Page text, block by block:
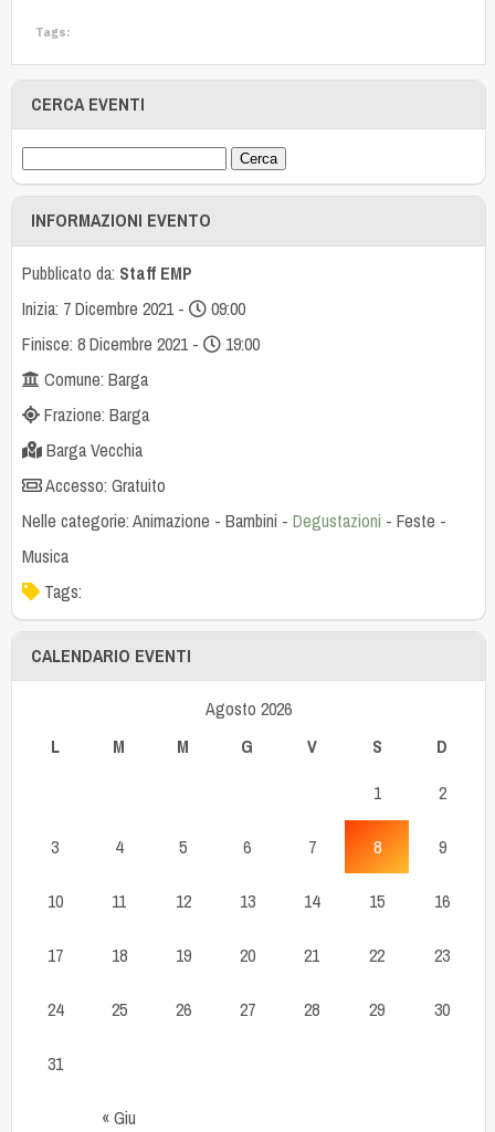
Tags:
CERCA EVENTI
INFORMAZIONI EVENTO
Pubblicato da: Staff EMP
Inizia: 7 Dicembre 2021 -
09:00
Finisce: 8 Dicembre 2021 -
19:00
Comune: Barga
Frazione: Barga
Barga Vecchia
Accesso: Gratuito
Nelle categorie:Animazione - Bambini - Degustazioni - Feste -
Musica
Tags:
CALENDARIO EVENTI
Agosto 2026
L
M M G V S D
« Giu
1 2
3 4 5 6 7 8 9
10 11 12 13 14 15 16
17 18 19 20 21 22 23
24 25 26 27 28 29 30
31